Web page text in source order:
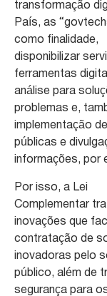
transformação
País, as
como finalidade,
disponibilizar
ferramentas
análise para
problemas e,
implementação
públicas e
informações, por
Por isso, a Lei
Complementar
inovações que
contratação de
inovadoras pelo
público, além de
segurança para